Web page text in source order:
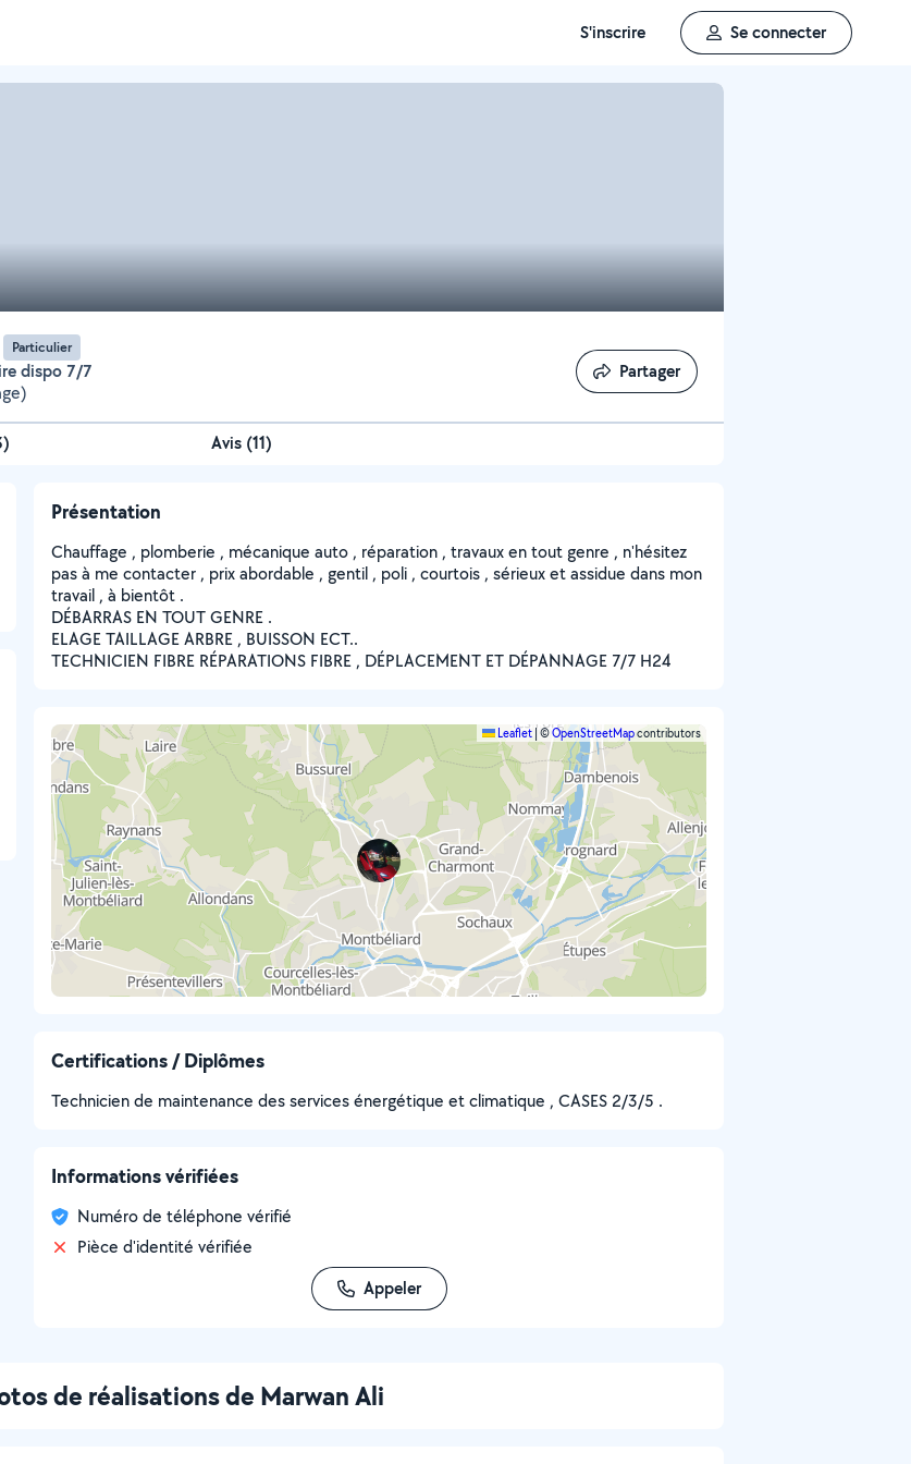
S'inscrire Se connecter
Particulier
dispo 7/7
Partager
Partager
) Avis (11)
Présentation
Chauffage , plomberie , mécanique auto , réparation , travaux en tout genre , n'hésitez
pas à me contacter , prix abordable , gentil , poli , courtois , sérieux et assidue dans mon
travail , à bientôt .
DÉBARRAS EN TOUT GENRE .
ELAGE TAILLAGE ARBRE , BUISSON ECT..
TECHNICIEN FIBRE RÉPARATIONS FIBRE , DÉPLACEMENT ET DÉPANNAGE 7/7 H24
Leaflet ©OpenStreetMapcontributors
Certifications / Diplômes
Technicien de maintenance des services énergétique et climatique , CASES 2/3/5 .
Informations vérifiées
Numéro de téléphone vérifié
Pièce d'identité vérifiée
Appeler
de réalisations de Marwan Ali